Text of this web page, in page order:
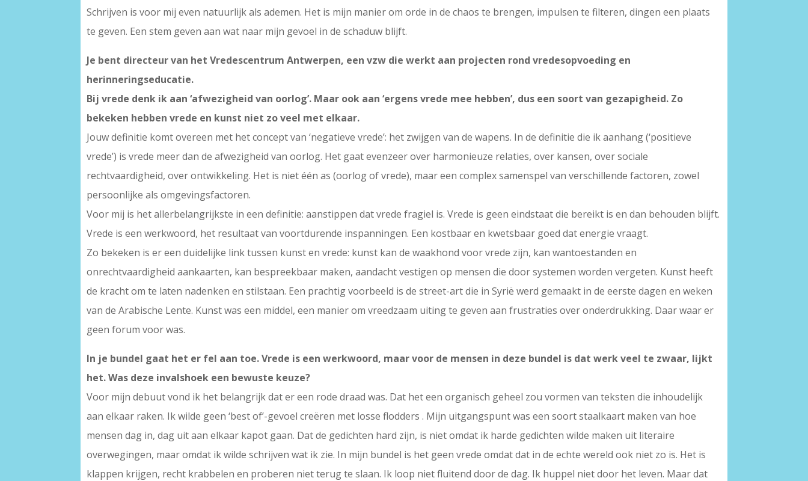
Schrijven is voor mij even natuurlijk als ademen. Het is mijn manier om orde in de chaos te brengen, impulsen te filteren, dingen een plaats
te geven. Een stem geven aan wat naar mijn gevoel in de schaduw blijft.
Je bent directeur van het Vredescentrum Antwerpen, een vzw die werkt aan projecten rond vredesopvoeding en
herinneringseducatie.
Bij vrede denk ik aan ‘afwezigheid van oorlog’. Maar ook aan ‘ergens vrede mee hebben’, dus een soort van gezapigheid. Zo
bekeken hebben vrede en kunst niet zo veel met elkaar.
Jouw definitie komt overeen met het concept van ‘negatieve vrede’: het zwijgen van de wapens. In de definitie die ik aanhang (‘positieve
vrede’) is vrede meer dan de afwezigheid van oorlog. Het gaat evenzeer over harmonieuze relaties, over kansen, over sociale
rechtvaardigheid, over ontwikkeling. Het is niet één as (oorlog of vrede), maar een complex samenspel van verschillende factoren, zowel
persoonlijke als omgevingsfactoren.
Voor mij is het allerbelangrijkste in een definitie: aanstippen dat vrede fragiel is. Vrede is geen eindstaat die bereikt is en dan behouden blijft.
Vrede is een werkwoord, het resultaat van voortdurende inspanningen. Een kostbaar en kwetsbaar goed dat energie vraagt.
Zo bekeken is er een duidelijke link tussen kunst en vrede: kunst kan de waakhond voor vrede zijn, kan wantoestanden en
onrechtvaardigheid aankaarten, kan bespreekbaar maken, aandacht vestigen op mensen die door systemen worden vergeten. Kunst heeft
de kracht om te laten nadenken en stilstaan. Een prachtig voorbeeld is de street-art die in Syrië werd gemaakt in de eerste dagen en weken
van de Arabische Lente. Kunst was een middel, een manier om vreedzaam uiting te geven aan frustraties over onderdrukking. Daar waar er
geen forum voor was.
In je bundel gaat het er fel aan toe. Vrede is een werkwoord, maar voor de mensen in deze bundel is dat werk veel te zwaar, lijkt
het. Was deze invalshoek een bewuste keuze?
Voor mijn debuut vond ik het belangrijk dat er een rode draad was. Dat het een organisch geheel zou vormen van teksten die inhoudelijk
aan elkaar raken. Ik wilde geen ‘best of’-gevoel creëren met losse flodders . Mijn uitgangspunt was een soort staalkaart maken van hoe
mensen dag in, dag uit aan elkaar kapot gaan. Dat de gedichten hard zijn, is niet omdat ik harde gedichten wilde maken uit literaire
overwegingen, maar omdat ik wilde schrijven wat ik zie. In mijn bundel is het geen vrede omdat dat in de echte wereld ook niet zo is. Het is
klappen krijgen, recht krabbelen en proberen niet terug te slaan. Ik loop niet fluitend door de dag. Ik huppel niet door het leven. Maar dat